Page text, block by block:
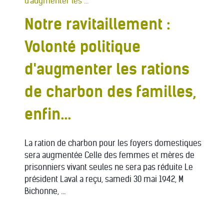
Notre ravitaillement :
Volonté politique
d'augmenter les rations
de charbon des familles,
enfin...
La ration de charbon pour les foyers domestiques
sera augmentée Celle des femmes et mères de
prisonniers vivant seules ne sera pas réduite Le
président Laval a reçu, samedi 30 mai 1942, M
Bichonne, ...